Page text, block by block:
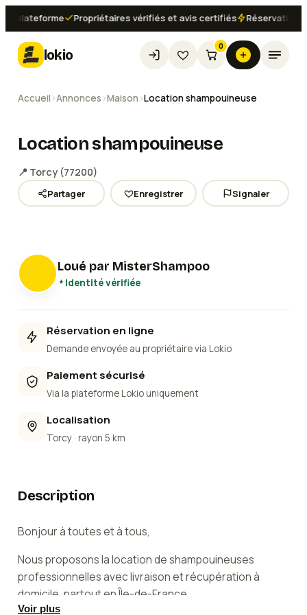
Propriétaires vérifiés et avis certifiés Réservation
lokio
0
Accueil ›Annonces ›Maison ›Location shampouineuse
Location shampouineuse
📍 Torcy (77200)
Partager Enregistrer Signaler
Voir les 2photos
Loué par MisterShampoo
Identité vérifiée
Réservation en ligne
Demande envoyée au propriétaire via Lokio
Paiement sécurisé
Via la plateforme Lokio uniquement
Localisation
Torcy · rayon 5 km
Description
Bonjour à toutes et à tous,
Nous proposons la location de shampouineuses
professionnelles avec livraison et récupération à
domicile, partout en Île-de-France.
Voir plus